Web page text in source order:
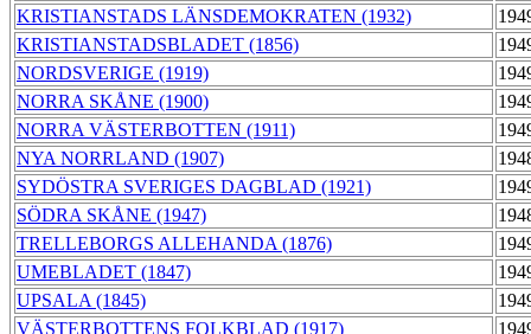
KRISTIANSTADS LÄNSDEMOKRATEN (1932)
KRISTIANSTADSBLADET (1856)
NORDSVERIGE (1919)
NORRA SKÅNE (1900)
NORRA VÄSTERBOTTEN (1911)
NYA NORRLAND (1907)
SYDÖSTRA SVERIGES DAGBLAD (1921)
SÖDRA SKÅNE (1947)
TRELLEBORGS ALLEHANDA (1876)
UMEBLADET (1847)
UPSALA (1845)
VÄSTERBOTTENS FOLKBLAD (1917)